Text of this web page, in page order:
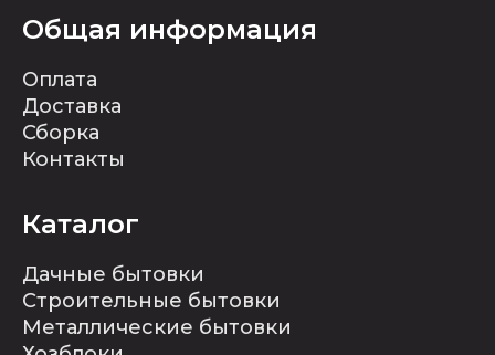
Общая информация
Оплата
Доставка
Сборка
Контакты
Каталог
Дачные бытовки
Строительные бытовки
Металлические бытовки